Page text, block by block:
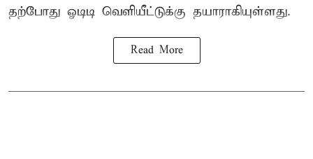
தற்போது ஓடிடி வெளியீட்டுக்கு தயாராகியுள்ளது.
Read More